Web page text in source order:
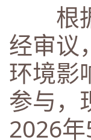
根据
经审议
环境影
参与，
2026